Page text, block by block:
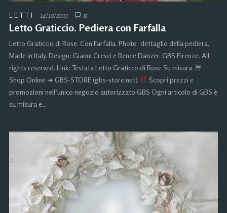
LETTI 14/10/2015 0
Letto Graticcio. Pediera con Farfalla
Letto Graticcio di Rose. Con Farfalla. Photo: dettaglio della pediera.
Made in Italy. Design: Gianni Cresci e Renee Danzer. GBS Firenze. All
rights reserved. Link: Testata Letto Graticco di Rose Su misura
Shop Online ➜ GBS-STORE (gbs-store.net)
Scopri prezzi e
promozioni nell’unico negozio autorizzato GBS Ogni articolo di GBS è
su misura e…